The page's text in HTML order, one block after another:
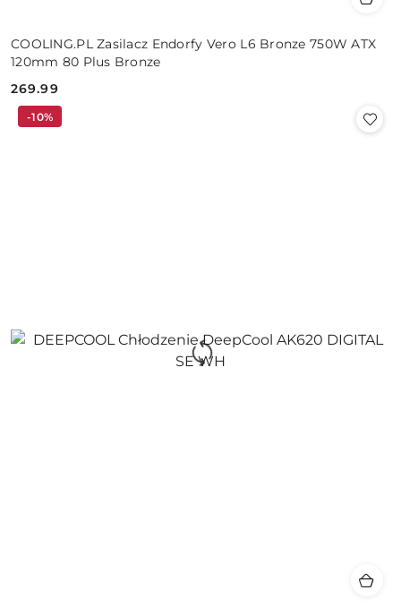
COOLING.PL Zasilacz Endorfy Vero L6 Bronze 750W ATX
120mm 80 Plus Bronze
Cena:
269.99
-10%